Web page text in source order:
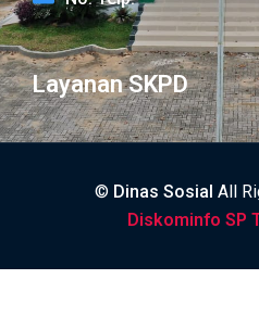
Layanan SKPD
© Dinas Sosial All
Diskominfo SP